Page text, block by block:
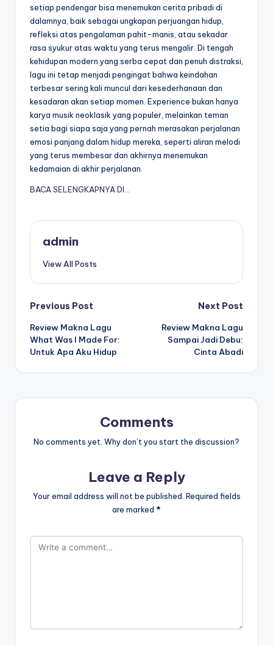
setiap pendengar bisa menemukan cerita pribadi di
dalamnya, baik sebagai ungkapan perjuangan hidup,
refleksi atas pengalaman pahit-manis, atau sekadar
rasa syukur atas waktu yang terus mengalir. Di tengah
kehidupan modern yang serba cepat dan penuh distraksi,
lagu ini tetap menjadi pengingat bahwa keindahan
terbesar sering kali muncul dari kesederhanaan dan
kesadaran akan setiap momen. Experience bukan hanya
karya musik neoklasik yang populer, melainkan teman
setia bagi siapa saja yang pernah merasakan perjalanan
emosi panjang dalam hidup mereka, seperti aliran melodi
yang terus membesar dan akhirnya menemukan
kedamaian di akhir perjalanan.
BACA SELENGKAPNYA DI…
admin
View All Posts
Post
navigation
Previous Post
Review Makna Lagu
What Was I Made For:
Untuk Apa Aku Hidup
Next Post
Review Makna Lagu
Sampai Jadi Debu:
Cinta Abadi
Comments
No comments yet. Why don’t you start the discussion?
Leave a Reply
Your email address will not be published. Required fields
are marked *